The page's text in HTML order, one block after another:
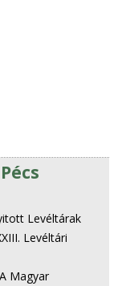
Levéltárak
Levéltári
A Magyar